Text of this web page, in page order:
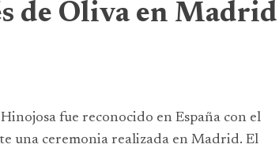
de Oliva en Madrid
fue reconocido en España con el
una ceremonia realizada en Madrid. El